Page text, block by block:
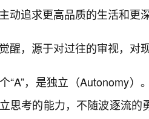
动追求更高品质的生活和更
醒，源于对过往的审视，对
“A”，是独立（Autonomy
思考的能力，不随波逐流